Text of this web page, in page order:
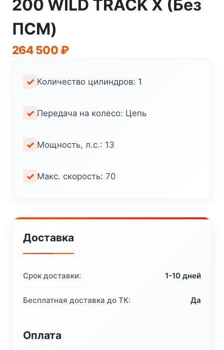
200 WILD TRACK X (Без
ПСМ)
264 500 ₽
Количество цилиндров: 1
Передача на колесо: Цепь
Мощность, л.с.: 13
Макс. скорость: 70
Доставка
Срок доставки: 1-10 дней
Бесплатная доставка до ТК: Да
Оплата